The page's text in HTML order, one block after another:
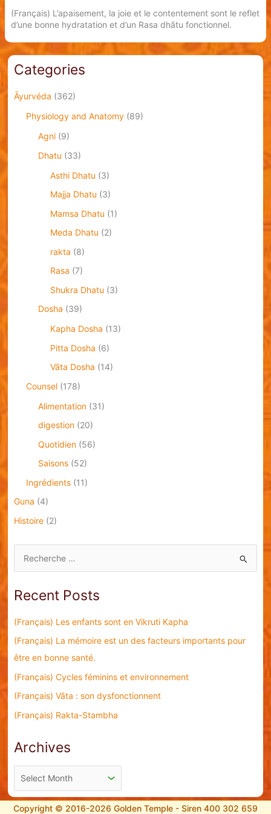
(Français) L’apaisement, la joie et le contentement sont le reflet
d’une bonne hydratation et d’un Rasa dhātu fonctionnel.
Categories
Āyurvéda (362)
Physiology and Anatomy(89)
Agni(9)
Dhatu (33)
Asthi Dhatu (3)
Majja Dhatu (3)
Mamsa Dhatu (1)
Meda Dhatu (2)
rakta (8)
Rasa (7)
Shukra Dhatu (3)
Dosha (39)
Kapha Dosha (13)
Pitta Dosha (6)
Vāta Dosha (14)
Counsel(178)
Alimentation(31)
digestion(20)
Quotidien(56)
Saisons(52)
Ingrédients(11)
Guna (4)
Histoire(2)
e
r
c
h
f
o
Recent Posts
(Français) Les enfants sont en Vikruti Kapha
(Français) La mémoire est un des facteurs importants pour
être en bonne santé.
(Français) Cycles féminins et environnement
(Français) Vāta : son dysfonctionnent
(Français) Rakta-Stambha
Archives
r
c
Copyright © 2016-2026 Golden Temple - Siren 400 302 659